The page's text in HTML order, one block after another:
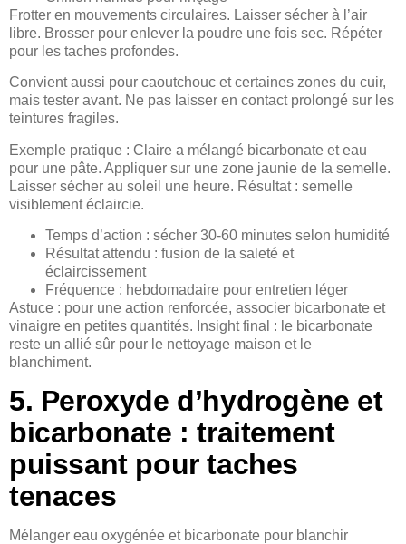
Frotter en mouvements circulaires. Laisser sécher à l’air
libre. Brosser pour enlever la poudre une fois sec. Répéter
pour les taches profondes.
Convient aussi pour caoutchouc et certaines zones du cuir,
mais tester avant. Ne pas laisser en contact prolongé sur les
teintures fragiles.
Exemple pratique : Claire a mélangé bicarbonate et eau
pour une pâte. Appliquer sur une zone jaunie de la semelle.
Laisser sécher au soleil une heure. Résultat : semelle
visiblement éclaircie.
Temps d’action : sécher 30-60 minutes selon humidité
Résultat attendu : fusion de la saleté et
éclaircissement
Fréquence : hebdomadaire pour entretien léger
Astuce : pour une action renforcée, associer bicarbonate et
vinaigre en petites quantités. Insight final : le bicarbonate
reste un allié sûr pour le nettoyage maison et le
blanchiment.
5. Peroxyde d’hydrogène et
bicarbonate : traitement
puissant pour taches
tenaces
Mélanger eau oxygénée et bicarbonate pour blanchir